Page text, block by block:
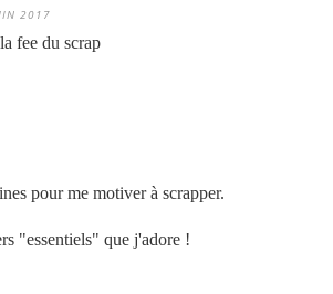
2017
fee du scrap
pour me motiver à scrapper.
"essentiels" que j'adore !